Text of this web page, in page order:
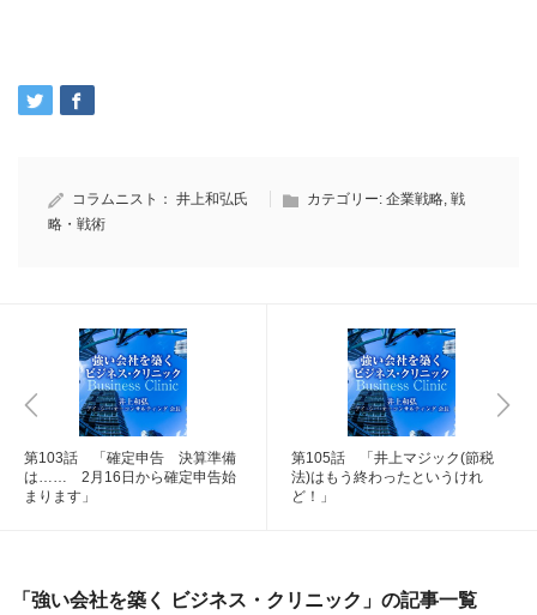
コラムニスト： 井上和弘氏 カテゴリー: 企業戦略, 戦
略・戦術
第103話 「確定申告 決算準備
は…… 2月16日から確定申告始
まります」
第105話 「井上マジック(節税
法)はもう終わったというけれ
ど！」
「強い会社を築く ビジネス・クリニック」の記事一覧